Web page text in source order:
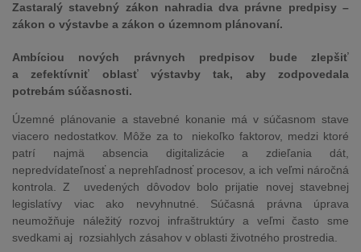
Zastaralý stavebný zákon nahradia dva právne predpisy –
zákon o výstavbe a zákon o územnom plánovaní.
Ambíciou nových právnych predpisov bude zlepšiť
a zefektívniť oblasť výstavby tak, aby zodpovedala
potrebám súčasnosti.
Územné plánovanie a stavebné konanie má v súčasnom stave
viacero nedostatkov. Môže za to niekoľko faktorov, medzi ktoré
patrí najmä absencia digitalizácie a zdieľania dát,
nepredvídateľnosť a neprehľadnosť procesov, a ich veľmi náročná
kontrola. Z uvedených dôvodov bolo prijatie novej stavebnej
legislatívy viac ako nevyhnutné. Súčasná právna úprava
neumožňuje náležitý rozvoj infraštruktúry a veľmi často sme
svedkami aj rozsiahlych zásahov v oblasti životného prostredia.